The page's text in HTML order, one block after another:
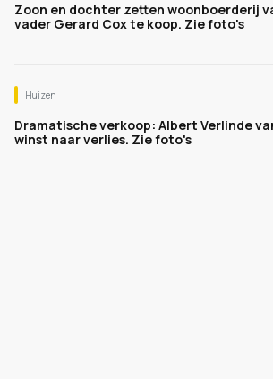
Zoon en dochter zetten woonboerderij
vader Gerard Cox te koop. Zie foto's
Huizen
Dramatische verkoop: Albert Verlinde
winst naar verlies. Zie foto's